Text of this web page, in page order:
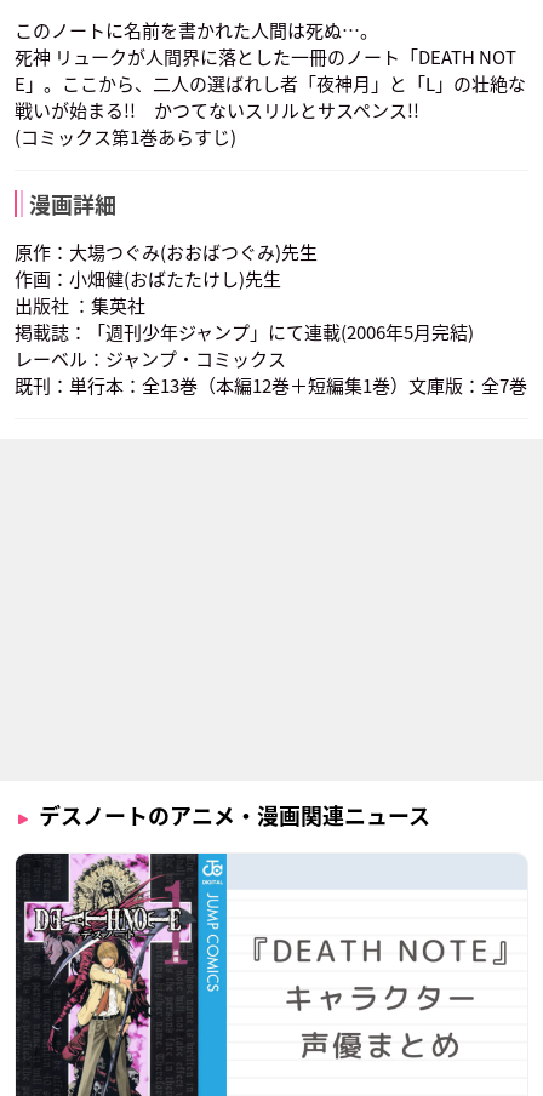
このノートに名前を書かれた人間は死ぬ…。
死神 リュークが人間界に落とした一冊のノート「DEATH NOT
E」。ここから、二人の選ばれし者「夜神月」と「L」の壮絶な
戦いが始まる!! かつてないスリルとサスペンス!!
(コミックス第1巻あらすじ)
漫画詳細
原作：大場つぐみ(おおばつぐみ)先生
作画：小畑健(おばたたけし)先生
出版社 ：集英社
掲載誌：「週刊少年ジャンプ」にて連載(2006年5月完結)
レーベル：ジャンプ・コミックス
既刊：単行本：全13巻（本編12巻＋短編集1巻）文庫版：全7巻
デスノートのアニメ・漫画関連ニュース